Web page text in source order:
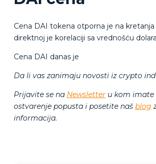
Cena DAI tokena otporna je na
direktnoj je korelaciji sa vrednošću
Cena DAI danas je
Da li vas zanimaju novosti iz crypto
Prijavite se na Newsletteru kom imate
ostvarenje popusta i posetite naš blog
informacija.